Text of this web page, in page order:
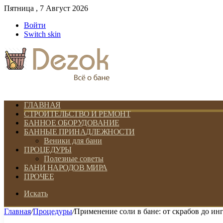
Пятница , 7 Август 2026
Войти
Switch skin
ГЛАВНАЯ
СТРОИТЕЛЬСТВО И РЕМОНТ
БАННОЕ ОБОРУДОВАНИЕ
БАННЫЕ ПРИНАДЛЕЖНОСТИ
Веники для бани
ПРОЦЕДУРЫ
Полезные советы
БАНИ НАРОДОВ МИРА
ПРОЧЕЕ
Искать
Главная/Процедуры/Применение соли в бане: от скрабов до